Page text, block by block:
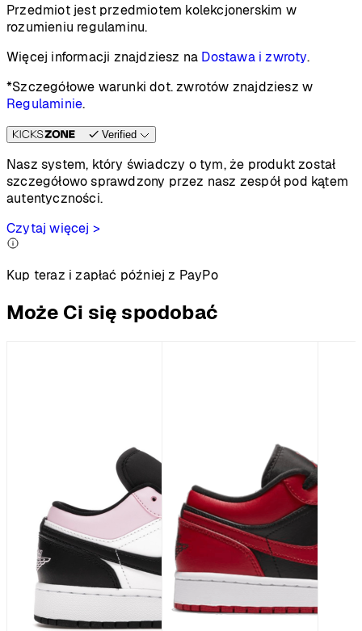
Przedmiot jest przedmiotem kolekcjonerskim w
rozumieniu regulaminu.
Więcej informacji znajdziesz na Dostawa i zwroty.
*Szczegółowe warunki dot. zwrotów znajdziesz w
Regulaminie.
Verified
Nasz system, który świadczy o tym, że produkt został
szczegółowo sprawdzony przez nasz zespół pod kątem
autentyczności.
Czytaj więcej >
Kup teraz i zapłać później z PayPo
Może Ci się spodobać